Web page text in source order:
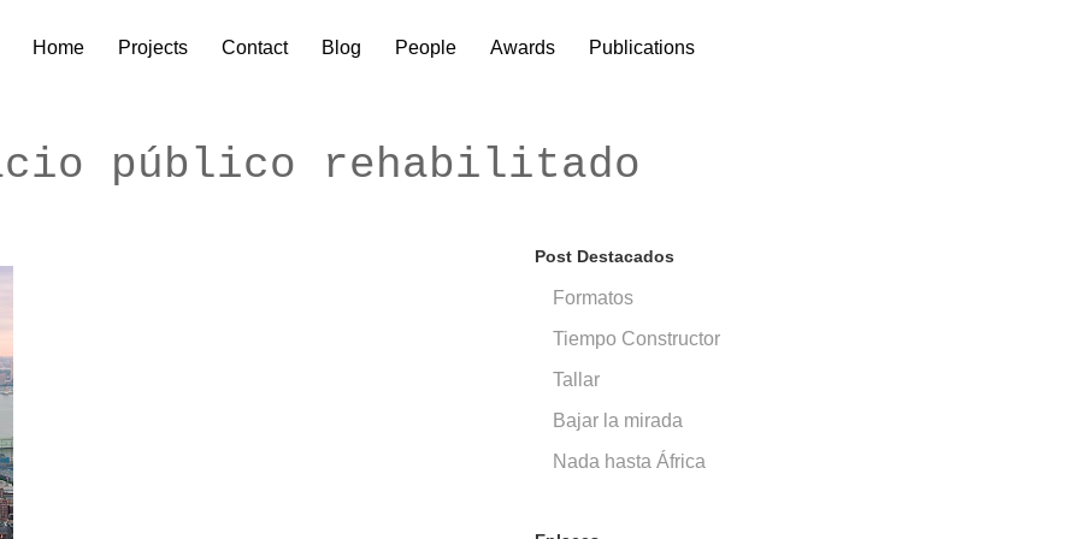
Home Projects Contact Blog People Awards Publications
público rehabilitado
Post Destacados
Formatos
Tiempo Constructor
Tallar
Bajar la mirada
Nada hasta África